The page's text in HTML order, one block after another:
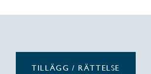
TILLÄGG / RÄTTELSE